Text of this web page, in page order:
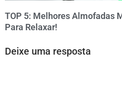
TOP 5: Melhores Almofadas
Para Relaxar!
Deixe uma resposta